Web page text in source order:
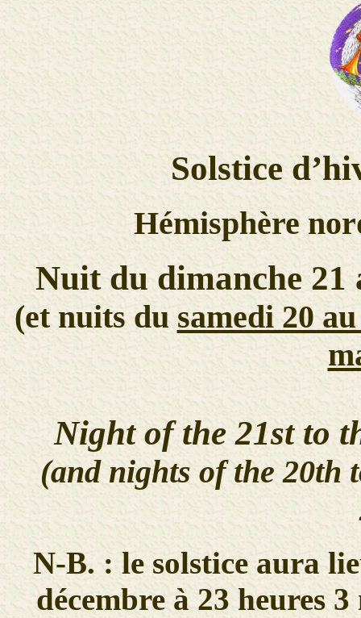
Solstice
Hémisphère
Nuit du dimanche 21
(et nuits du samedi 20
Night of the 21st to
(and nights of the 20th
N-B. : le solstice aura
décembre à 23 heures